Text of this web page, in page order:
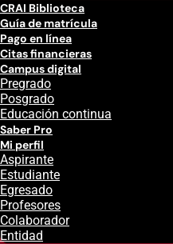
CRAI Biblioteca
Guía de matrícula
Pago en línea
Citas financieras
Campus digital
Pregrado
Posgrado
Educación continua
Saber Pro
Mi perfil
Aspirante
Estudiante
Egresado
Profesores
Colaborador
Entidad